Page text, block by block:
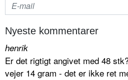
Nyeste kommentarer
henrik
Er det rigtigt angivet med 48
vejer 14 gram - det er ikke ret